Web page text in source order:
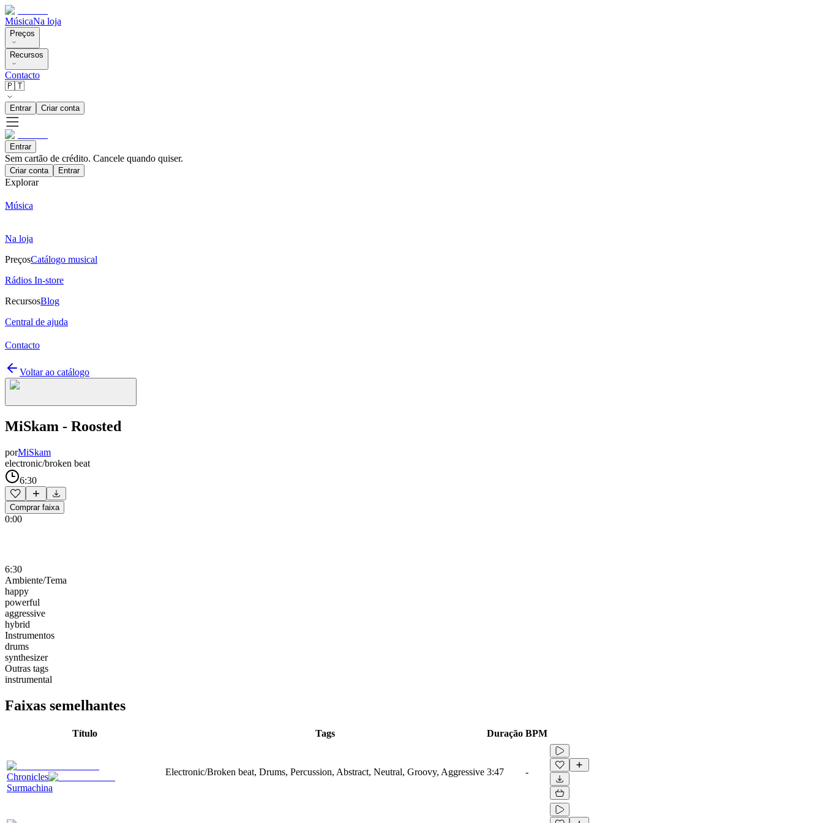
MúsicaNa loja
Preços
Recursos
Contacto
🇵🇹
Entrar Criar conta
Entrar
Sem cartão de crédito. Cancele quando quiser.
Criar conta Entrar
Explorar
Música
Na loja
PreçosCatálogo musical
Rádios In-store
RecursosBlog
Central de ajuda
Contacto
Voltar ao catálogo
MiSkam - Roosted
porMiSkam
electronic/broken beat
6:30
Comprar faixa
0:00
6:30
Ambiente/Tema
happy
powerful
aggressive
hybrid
Instrumentos
drums
synthesizer
Outras tags
instrumental
Faixas semelhantes
Título Tags Duração BPM
Chronicles
Surmachina
Electronic/Broken beat, Drums, Percussion, Abstract, Neutral, Groovy, Aggressive 3:47 -